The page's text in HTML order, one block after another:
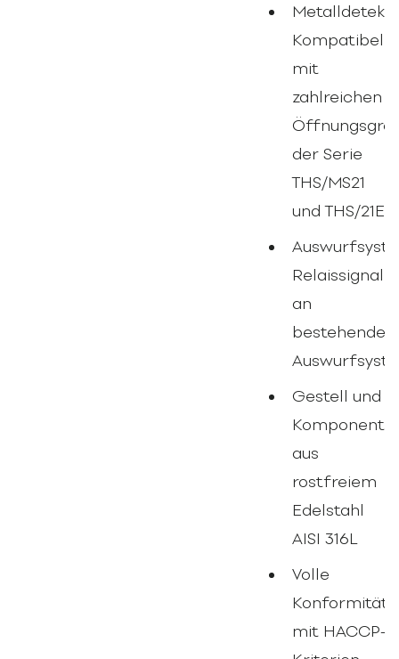
Kompatibel
mit
zahlreichen
der Serie
THS/MS21
und THS/21E
Relaissignal
an
bestehende
Gestell und
aus
rostfreiem
Edelstahl
AISI 316L
Volle
Konformität
mit HACCP-